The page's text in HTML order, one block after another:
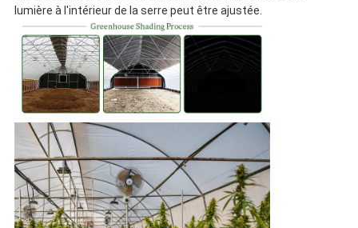
lumière à l'intérieur de la serre peut être ajustée.